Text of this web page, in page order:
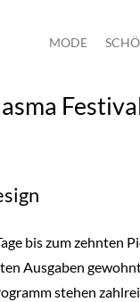
MODE
bis zum zehnten
Ausgaben
stehen